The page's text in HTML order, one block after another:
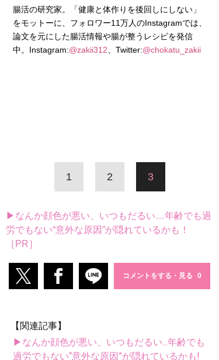
腸活の研究家。「健康と体作りを後回しにしない」
をモットーに、フォロワー11万人のInstagramでは、
論文を元にした腸活情報や腸が整うレシピを発信
中。Instagram:@zakii312 、Twitter:@chokatu_zakii
1 2 3
▶なんか顔色が悪い、いつもだるい…年齢でも過
労でもない“意外な原因”が隠れているかも！
［PR］
コメントをする・見る
【関連記事】
▶なんか顔色が悪い、いつもだるい...年齢でも
過労でもない“意外な原因”が隠れているかも!